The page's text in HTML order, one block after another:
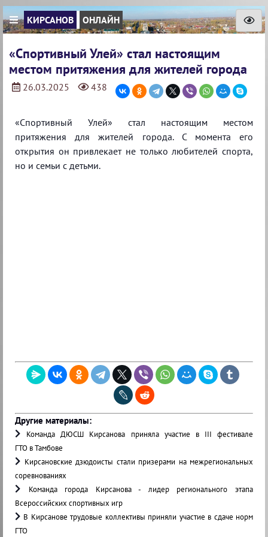
КИРСАНОВ ОНЛАЙН
«Спортивный Улей» стал настоящим
местом притяжения для жителей города
26.03.2025 438
«Спортивный Улей» стал настоящим местом
притяжения для жителей города. С момента его
открытия он привлекает не только любителей спорта,
но и семьи с детьми.
Другие материалы:
Команда ДЮСШ Кирсанова приняла участие в III фестивале
ГТО в Тамбове
Кирсановские дзюдоисты стали призерами на межрегиональных
соревнованиях
Команда города Кирсанова - лидер регионального этапа
Всероссийских спортивных игр
В Кирсанове трудовые коллективы приняли участие в сдаче норм
ГТО